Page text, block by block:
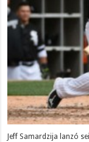
Jeff Samardzija lanzó